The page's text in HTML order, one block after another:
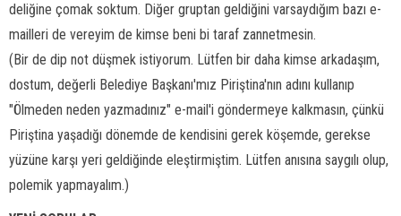
deliğine çomak soktum. Diğer gruptan geldiğini varsaydığım bazı e-
mailleri de vereyim de kimse beni bi taraf zannetmesin.
(Bir de dip not düşmek istiyorum. Lütfen bir daha kimse arkadaşım,
dostum, değerli Belediye Başkanı'mız Piriştina'nın adını kullanıp
"Ölmeden neden yazmadınız" e-mail'i göndermeye kalkmasın, çünkü
Piriştina yaşadığı dönemde de kendisini gerek köşemde, gerekse
yüzüne karşı yeri geldiğinde eleştirmiştim. Lütfen anısına saygılı olup,
polemik yapmayalım.)